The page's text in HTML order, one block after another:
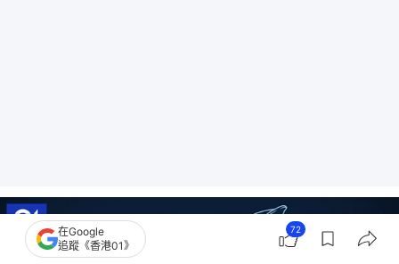
在Google
追蹤《香港01》
72